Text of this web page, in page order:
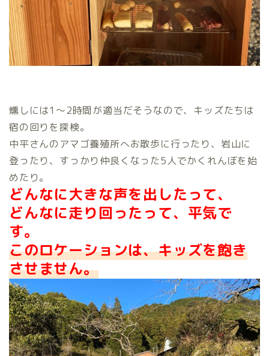
燻しには1～2時間が適当だそうなので、キッズたちは
宿の回りを探検。
中平さんのアマゴ養殖所へお散歩に行ったり、岩山に
登ったり、すっかり仲良くなった5人でかくれんぼを始
めたり。
どんなに大きな声を出したって、
どんなに走り回ったって、平気で
す。
このロケーションは、キッズを飽き
させません。